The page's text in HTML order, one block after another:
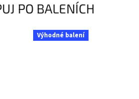
PO BALENÍCH
Výhodné balení